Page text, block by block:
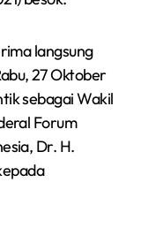
langsung
27 Oktober
sebagai Wakil
Forum
Dr. H.